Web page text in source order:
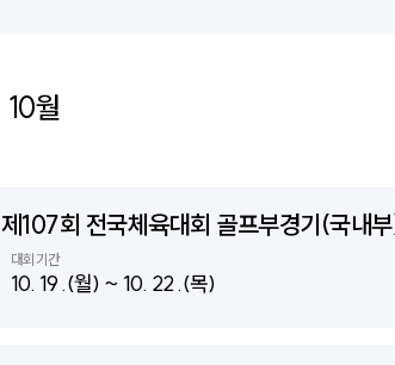
10월
제107회 전국체육대회 골프부경기(국내
대회기간
10. 19 .(월) ~ 10. 22 .(목)